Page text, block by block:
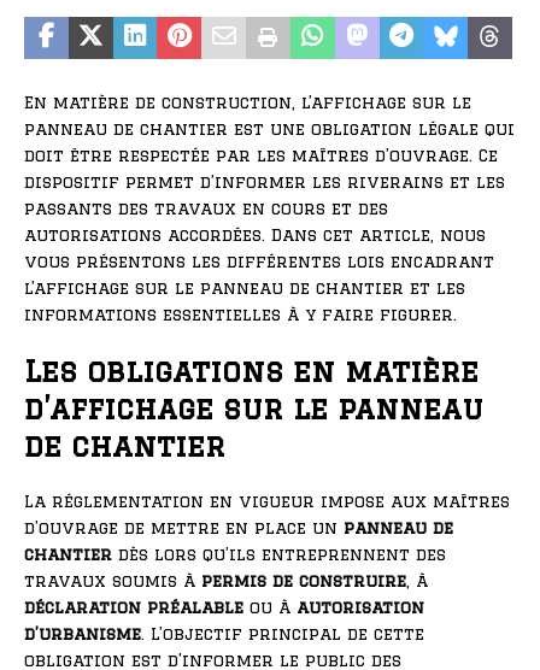
En matière de construction, l’affichage sur le
panneau de chantier est une obligation légale qui
doit être respectée par les maîtres d’ouvrage. Ce
dispositif permet d’informer les riverains et les
passants des travaux en cours et des
autorisations accordées. Dans cet article, nous
vous présentons les différentes lois encadrant
l’affichage sur le panneau de chantier et les
informations essentielles à y faire figurer.
Les obligations en matière
d’affichage sur le panneau
de chantier
La réglementation en vigueur impose aux maîtres
d’ouvrage de mettre en place un panneau de
chantier dès lors qu’ils entreprennent des
travaux soumis à permis de construire , à
déclaration préalable ou à autorisation
d’urbanisme. L’objectif principal de cette
obligation est d’informer le public des